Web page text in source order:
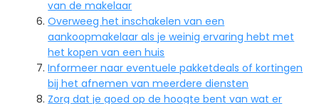
van de makelaar
Overweeg het inschakelen van een
aankoopmakelaar als je weinig ervaring hebt met
het kopen van een huis
Informeer naar eventuele pakketdeals of kortingen
bij het afnemen van meerdere diensten
Zorg dat je goed op de hoogte bent van wat er